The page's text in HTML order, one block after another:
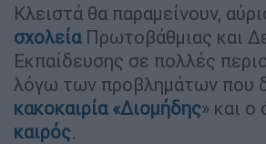
Κλειστά θα παραμείνουν,
σχολεία Πρωτοβάθμιας και
Εκπαίδευσης σε πολλές
λόγω των προβλημάτων που
κακοκαιρία «Διομήδης» και ο
καιρός.